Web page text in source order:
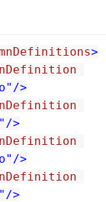
>
>
>
>
>